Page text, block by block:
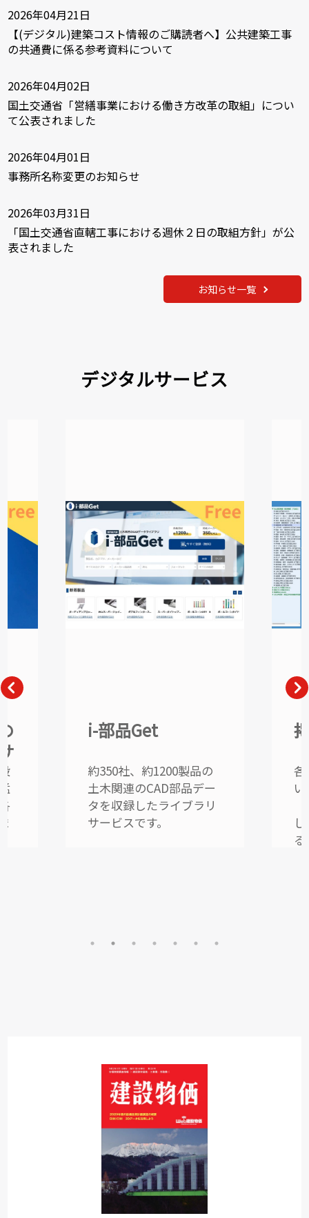
2026年04月21日
【(デジタル)建築コスト情報のご購読者へ】公共建築工事
の共通費に係る参考資料について
2026年04月02日
国土交通省「営繕事業における働き方改革の取組」につい
て公表されました
2026年04月01日
事務所名称変更のお知らせ
2026年03月31日
「国土交通省直轄工事における週休２日の取組方針」が公
表されました
お知らせ一覧
デジタルサービス
i-部品Get
約350社、約1200製品の
土木関連のCAD部品デー
タを収録したライブラリ
サービスです。
掲載誌確
各定期刊行物に
いる品目を「品
し、掲載状況を
るサービスです。